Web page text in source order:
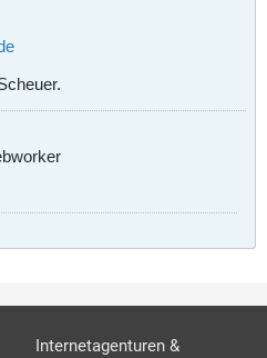
Internetagenturen &